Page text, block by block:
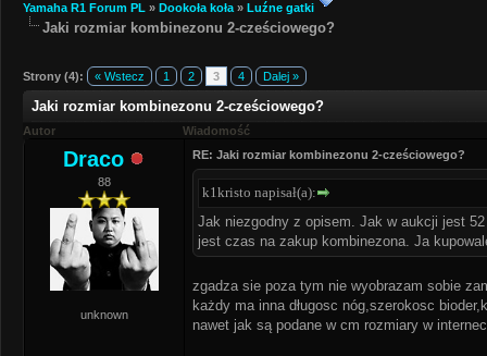
Yamaha R1 Forum PL » Dookoła koła » Luźne gatki
Jaki rozmiar kombinezonu 2-cześciowego?
Strony (4): « Wstecz 1 2 3 4 Dalej »
Jaki rozmiar kombinezonu 2-cześciowego?
Autor Wiadomość
Draco
88
unknown
RE: Jaki rozmiar kombinezonu 2-cześciowego?
k1kristo napisał(a):
Jak niezgodny z opisem. Jak w aukcji jest
jest czas na zakup kombinezona. Ja
zgadza sie poza tym nie wyobrazam sobie
każdy ma inna długosc nóg,szerokosc
nawet jak są podane w cm rozmiary w